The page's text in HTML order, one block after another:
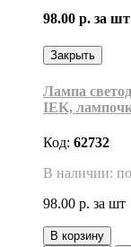
98.00 р. за шт
Закрыть
Лампа
IEK,
Код: 62732
В наличии:
98.00 р. за шт
В корзину